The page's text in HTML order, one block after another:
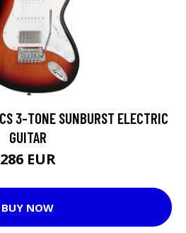
3-TONE SUNBURST ELECTRIC
GUITAR
286 EUR
BUY NOW